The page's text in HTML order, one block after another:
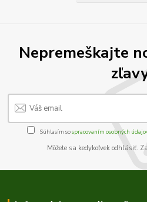
Nepremeškajte
Súhlasím sospracovaním osobných
Môžete sa kedykoľvek odhlásiť.